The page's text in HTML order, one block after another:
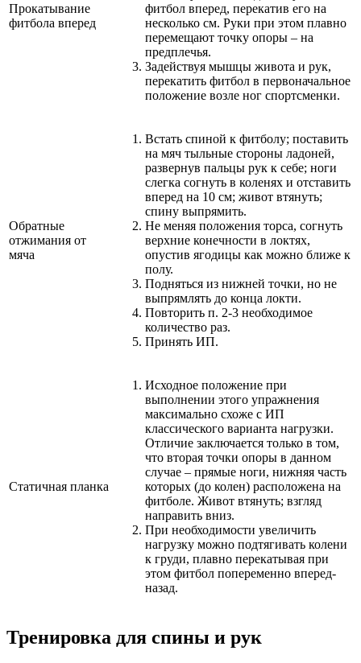
Прокатывание
фитбола вперед
фитбол вперед, перекатив его на
несколько см. Руки при этом плавно
перемещают точку опоры – на
предплечья.
Задействуя мышцы живота и рук,
перекатить фитбол в первоначальное
положение возле ног спортсменки.
Обратные
отжимания от
мяча
Встать спиной к фитболу; поставить
на мяч тыльные стороны ладоней,
развернув пальцы рук к себе; ноги
слегка согнуть в коленях и отставить
вперед на 10 см; живот втянуть;
спину выпрямить.
Не меняя положения торса, согнуть
верхние конечности в локтях,
опустив ягодицы как можно ближе к
полу.
Подняться из нижней точки, но не
выпрямлять до конца локти.
Повторить п. 2-3 необходимое
количество раз.
Принять ИП.
Статичная планка
Исходное положение при
выполнении этого упражнения
максимально схоже с ИП
классического варианта нагрузки.
Отличие заключается только в том,
что вторая точки опоры в данном
случае – прямые ноги, нижняя часть
которых (до колен) расположена на
фитболе. Живот втянуть; взгляд
направить вниз.
При необходимости увеличить
нагрузку можно подтягивать колени
к груди, плавно перекатывая при
этом фитбол попеременно вперед-
назад.
Тренировка для спины и рук